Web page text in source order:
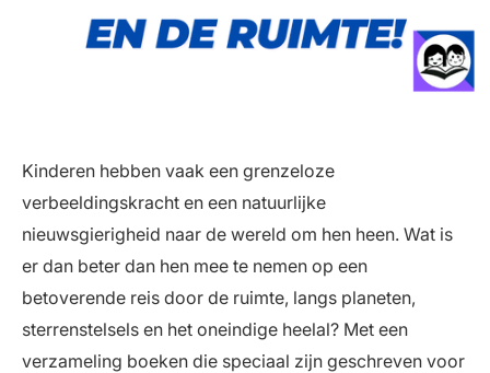
Kinderen hebben vaak een grenzeloze
verbeeldingskracht en een natuurlijke
nieuwsgierigheid naar de wereld om hen heen. Wat is
er dan beter dan hen mee te nemen op een
betoverende reis door de ruimte, langs planeten,
sterrenstelsels en het oneindige heelal? Met een
verzameling boeken die speciaal zijn geschreven voor